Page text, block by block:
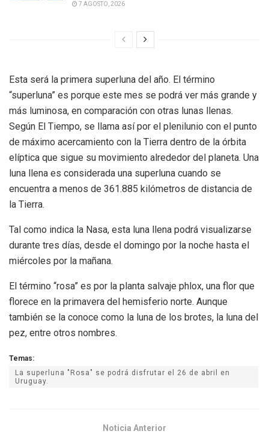
7 AGOSTO, 2026
Esta será la primera superluna del año. El término
“superluna” es porque este mes se podrá ver más grande y
más luminosa, en comparación con otras lunas llenas.
Según El Tiempo, se llama así por el plenilunio con el punto
de máximo acercamiento con la Tierra dentro de la órbita
elíptica que sigue su movimiento alrededor del planeta. Una
luna llena es considerada una superluna cuando se
encuentra a menos de 361.885 kilómetros de distancia de
la Tierra.
Tal como indica la Nasa, esta luna llena podrá visualizarse
durante tres días, desde el domingo por la noche hasta el
miércoles por la mañana.
El término “rosa” es por la planta salvaje phlox, una flor que
florece en la primavera del hemisferio norte. Aunque
también se la conoce como la luna de los brotes, la luna del
pez, entre otros nombres.
Temas:
La superluna "Rosa" se podrá disfrutar el 26 de abril en
Uruguay.
Noticia Anterior